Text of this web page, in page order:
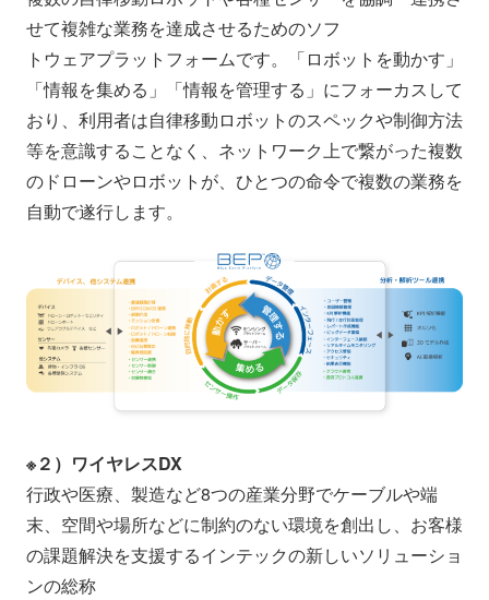
せて複雑な業務を達成させるためのソフ
トウェアプラットフォームです。「ロボットを動かす」
「情報を集める」「情報を管理する」にフォーカスして
おり、利用者は自律移動ロボットのスペックや制御方法
等を意識することなく、ネットワーク上で繋がった複数
のドローンやロボットが、ひとつの命令で複数の業務を
自動で遂行します。
※２）ワイヤレスDX
行政や医療、製造など8つの産業分野でケーブルや端
末、空間や場所などに制約のない環境を創出し、お客様
の課題解決を支援するインテックの新しいソリューショ
ンの総称